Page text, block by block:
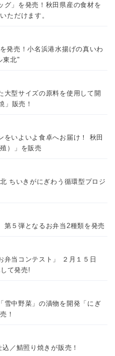
グ」を発売！秋田県産の食材を
ただけます。
発売！小名浜港水揚げの真いわ
東北"
大型サイズの原料を使用して開
」販売！
をいよいよ食卓へお届け！ 秋田
）」を販売
ちいきがにぎわう循環型プロジ
５弾となるお弁当2種類を発売
弁当コンテスト」 ２月１５日
て発売!
雪中野菜」の漬物を開発「にぎ
！
／鯖照り焼きが販売！